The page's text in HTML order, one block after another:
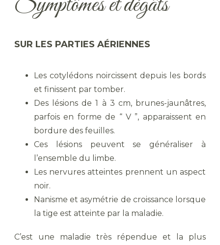
SUR LES PARTIES AÉRIENNES
Les cotylédons noircissent depuis les bords
et finissent par tomber.
Des lésions de 1 à 3 cm, brunes-jaunâtres,
parfois en forme de “ V ”, apparaissent en
bordure des feuilles.
Ces lésions peuvent se généraliser à
l’ensemble du limbe.
Les nervures atteintes prennent un aspect
noir.
Nanisme et asymétrie de croissance lorsque
la tige est atteinte par la maladie.
C’est une maladie très répendue et la plus